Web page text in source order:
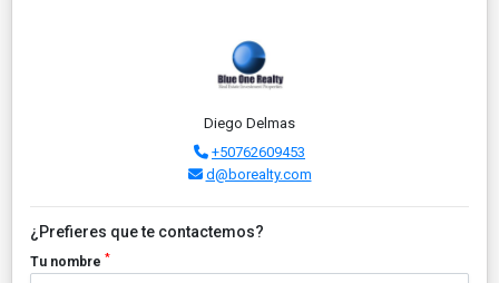
Diego Delmas
+50762609453
d@borealty.com
¿Prefieres que te contactemos?
Tu nombre *